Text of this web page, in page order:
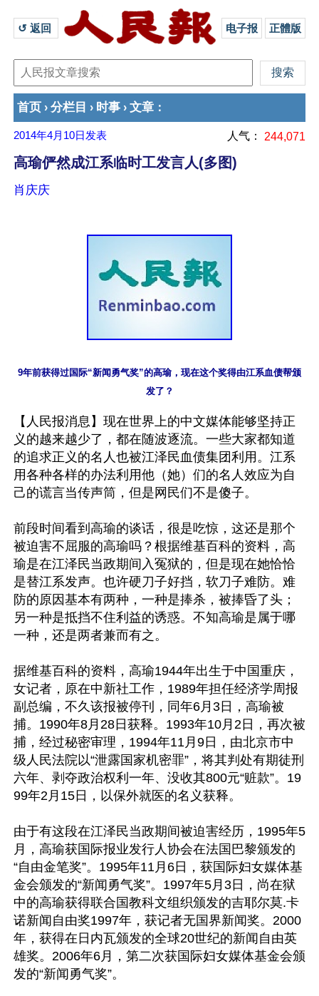
↺ 返回 电子报 正體版
首页 › 分栏目 › 时事 › 文章 ：
2014年4月10日 发表 人气： 244,071
高瑜俨然成江系临时工发言人(多图)
肖庆庆
9年前获得过国际“新闻勇气奖”的高瑜，现在这个奖得由江系血债帮颁
发了？
【人民报消息】现在世界上的中文媒体能够坚持正
义的越来越少了，都在随波逐流。一些大家都知道
的追求正义的名人也被江泽民血债集团利用。江系
用各种各样的办法利用他（她）们的名人效应为自
己的谎言当传声筒，但是网民们不是傻子。
前段时间看到高瑜的谈话，很是吃惊，这还是那个
被迫害不屈服的高瑜吗？根据维基百科的资料，高
瑜是在江泽民当政期间入冤狱的，但是现在她恰恰
是替江系发声。也许硬刀子好挡，软刀子难防。难
防的原因基本有两种，一种是捧杀，被捧昏了头；
另一种是抵挡不住利益的诱惑。不知高瑜是属于哪
一种，还是两者兼而有之。
据维基百科的资料，高瑜1944年出生于中国重庆，
女记者，原在中新社工作，1989年担任经济学周报
副总编，不久该报被停刊，同年6月3日，高瑜被
捕。1990年8月28日获释。1993年10月2日，再次被
捕，经过秘密审理，1994年11月9日，由北京市中
级人民法院以“泄露国家机密罪”，将其判处有期徒刑
六年、剥夺政治权利一年、没收其800元“赃款”。19
99年2月15日，以保外就医的名义获释。
由于有这段在江泽民当政期间被迫害经历，1995年5
月，高瑜获国际报业发行人协会在法国巴黎颁发的
“自由金笔奖”。1995年11月6日，获国际妇女媒体基
金会颁发的“新闻勇气奖”。1997年5月3日，尚在狱
中的高瑜获得联合国教科文组织颁发的吉耶尔莫.卡
诺新闻自由奖1997年，获记者无国界新闻奖。2000
年，获得在日内瓦颁发的全球20世纪的新闻自由英
雄奖。2006年6月，第二次获国际妇女媒体基金会颁
发的“新闻勇气奖”。